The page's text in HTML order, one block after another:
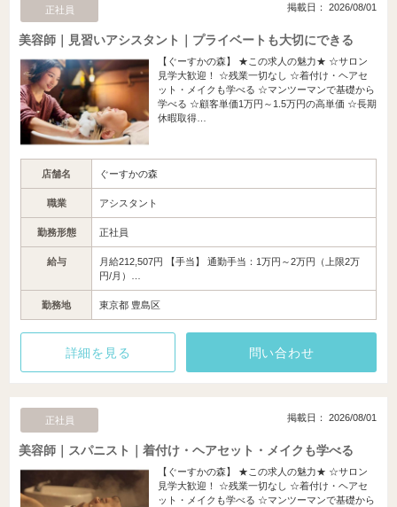
正社員 掲載日： 2026/08/01
美容師｜見習いアシスタント｜プライベートも大切にできる
【ぐーすかの森】 ★この求人の魅力★ ☆サロン
見学大歓迎！ ☆残業一切なし ☆着付け・ヘアセ
ット・メイクも学べる ☆マンツーマンで基礎から
学べる ☆顧客単価1万円～1.5万円の高単価 ☆長期
休暇取得…
店舗名 ぐーすかの森
職業 アシスタント
勤務形態 正社員
給与
月給212,507円 【手当】 通勤手当：1万円～2万円（上限2万
円/月）…
勤務地 東京都 豊島区
詳細を見る 問い合わせ
正社員 掲載日： 2026/08/01
美容師｜スパニスト｜着付け・ヘアセット・メイクも学べる
【ぐーすかの森】 ★この求人の魅力★ ☆サロン
見学大歓迎！ ☆残業一切なし ☆着付け・ヘアセ
ット・メイクも学べる ☆マンツーマンで基礎から